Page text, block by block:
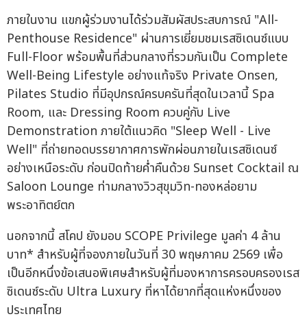
ภายในงาน แขกผู้ร่วมงานได้ร่วมสัมผัสประสบการณ์ "All-
Penthouse Residence" ผ่านการเยี่ยมชมเรสซิเดนซ์แบบ
Full-Floor พร้อมพื้นที่ส่วนกลางที่รวมกันเป็น Complete
Well-Being Lifestyle อย่างแท้จริง Private Onsen,
Pilates Studio ที่มีอุปกรณ์ครบครันที่สุดในเวลานี้ Spa
Room, และ Dressing Room ควบคู่กับ Live
Demonstration ภายใต้แนวคิด "Sleep Well - Live
Well" ที่ถ่ายทอดบรรยากาศการพักผ่อนภายในเรสซิเดนซ์
อย่างเหนือระดับ ก่อนปิดท้ายค่ำคืนด้วย Sunset Cocktail ณ
Saloon Lounge ท่ามกลางวิวสุขุมวิท-ทองหล่อยาม
พระอาทิตย์ตก
นอกจากนี้ สโคป ยังมอบ SCOPE Privilege มูลค่า 4 ล้าน
บาท* สำหรับผู้ที่จองภายในวันที่ 30 พฤษภาคม 2569 เพื่อ
เป็นอีกหนึ่งข้อเสนอพิเศษสำหรับผู้ที่มองหาการครอบครองเรส
ซิเดนซ์ระดับ Ultra Luxury ที่หาได้ยากที่สุดแห่งหนึ่งของ
ประเทศไทย